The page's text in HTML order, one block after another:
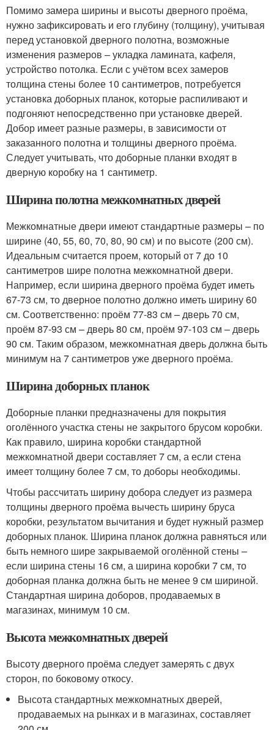
Помимо замера ширины и высоты дверного проёма,
нужно зафиксировать и его глубину (толщину), учитывая
перед установкой дверного полотна, возможные
изменения размеров – укладка ламината, кафеля,
устройство потолка. Если с учётом всех замеров
толщина стены более 10 сантиметров, потребуется
установка доборных планок, которые распиливают и
подгоняют непосредственно при установке дверей.
Добор имеет разные размеры, в зависимости от
заказанного полотна и толщины дверного проёма.
Следует учитывать, что доборные планки входят в
дверную коробку на 1 сантиметр.
Ширина полотна межкомнатных дверей
Межкомнатные двери имеют стандартные размеры – по
ширине (40, 55, 60, 70, 80, 90 см) и по высоте (200 см).
Идеальным считается проем, который от 7 до 10
сантиметров шире полотна межкомнатной двери.
Например, если ширина дверного проёма будет иметь
67-73 см, то дверное полотно должно иметь ширину 60
см. Соответственно: проём 77-83 см – дверь 70 см,
проём 87-93 см – дверь 80 см, проём 97-103 см – дверь
90 см. Таким образом, межкомнатная дверь должна быть
минимум на 7 сантиметров уже дверного проёма.
Ширина доборных планок
Доборные планки предназначены для покрытия
оголённого участка стены не закрытого брусом коробки.
Как правило, ширина коробки стандартной
межкомнатной двери составляет 7 см, а если стена
имеет толщину более 7 см, то доборы необходимы.
Чтобы рассчитать ширину добора следует из размера
толщины дверного проёма вычесть ширину бруса
коробки, результатом вычитания и будет нужный размер
доборных планок. Ширина планок должна равняться или
быть немного шире закрываемой оголённой стены –
если ширина стены 16 см, а ширина коробки 7 см, то
доборная планка должна быть не менее 9 см шириной.
Стандартная ширина доборов, продаваемых в
магазинах, минимум 10 см.
Высота межкомнатных дверей
Высоту дверного проёма следует замерять с двух
сторон, по боковому откосу.
Высота стандартных межкомнатных дверей,
продаваемых на рынках и в магазинах, составляет